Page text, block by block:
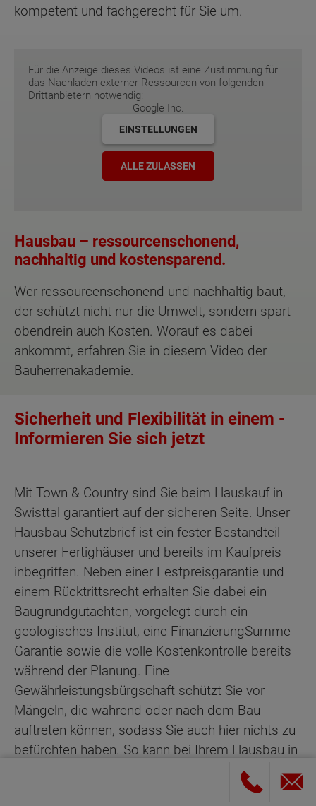
kompetent und fachgerecht für Sie um.
Für die Anzeige dieses Videos ist eine Zustimmung für
das Nachladen externer Ressourcen von folgenden
Drittanbietern notwendig:
Google Inc.
EINSTELLUNGEN
ALLE ZULASSEN
Hausbau – ressourcenschonend,
nachhaltig und kostensparend.
Wer ressourcenschonend und nachhaltig baut,
der schützt nicht nur die Umwelt, sondern spart
obendrein auch Kosten. Worauf es dabei
ankommt, erfahren Sie in diesem Video der
Bauherrenakademie.
Sicherheit und Flexibilität in einem -
Informieren Sie sich jetzt
Mit Town & Country sind Sie beim Hauskauf in
Swisttal garantiert auf der sicheren Seite. Unser
Hausbau-Schutzbrief ist ein fester Bestandteil
unserer Fertighäuser und bereits im Kaufpreis
inbegriffen. Neben einer Festpreisgarantie und
einem Rücktrittsrecht erhalten Sie dabei ein
Baugrundgutachten, vorgelegt durch ein
geologisches Institut, eine FinanzierungSumme-
Garantie sowie die volle Kostenkontrolle bereits
während der Planung. Eine
Gewährleistungsbürgschaft schützt Sie vor
Mängeln, die während oder nach dem Bau
auftreten können, sodass Sie auch hier nichts zu
befürchten haben. So kann bei Ihrem Hausbau in